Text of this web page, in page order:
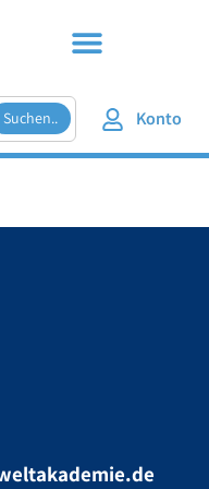
Suchen.. Konto